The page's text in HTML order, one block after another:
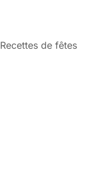
Recettes de fêtes